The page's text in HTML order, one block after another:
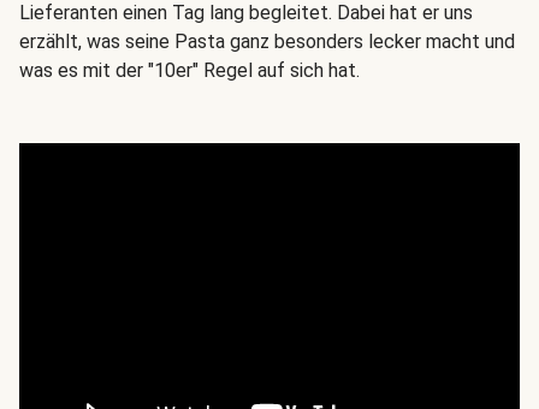
Lieferanten einen Tag lang begleitet. Dabei hat er uns
erzählt, was seine Pasta ganz besonders lecker macht und
was es mit der "10er" Regel auf sich hat.